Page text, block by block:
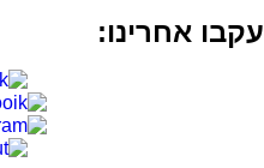
עקבו אחרינו: